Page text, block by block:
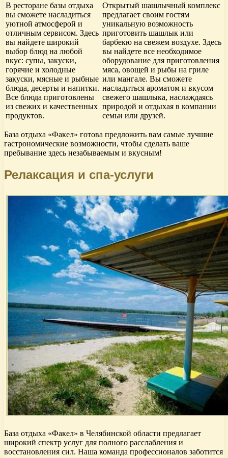
В ресторане базы отдыха
вы сможете насладиться
уютной атмосферой и
отличным сервисом. Здесь
вы найдете широкий
выбор блюд на любой
вкус: супы, закуски,
горячие и холодные
закуски, мясные и рыбные
блюда, десерты и напитки.
Все блюда приготовлены
из свежих и качественных
продуктов.
Открытый шашлычный комплекс
предлагает своим гостям
уникальную возможность
приготовить шашлык или
барбекю на свежем воздухе. Здесь
вы найдете все необходимое
оборудование для приготовления
мяса, овощей и рыбы на гриле
или мангале. Вы сможете
насладиться ароматом и вкусом
свежего шашлыка, наслаждаясь
природой и отдыхая в компании
семьи или друзей.
База отдыха «Факел» готова предложить вам самые лучшие
гастрономические возможности, чтобы сделать ваше
пребывание здесь незабываемым и вкусным!
Релаксация и спа-услуги
База отдыха «Факел» в Челябинской области предлагает
широкий спектр услуг для полного расслабления и
восстановления сил. Наша команда профессионалов заботится